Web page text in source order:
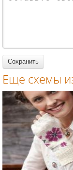
Еще схемы